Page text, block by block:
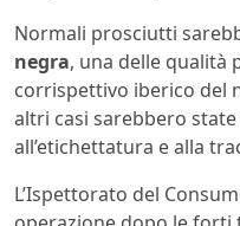
Normali prosciutti
negra, una delle qualità
corrispettivo iberico del
altri casi sarebbero
all’etichettatura e alla
L’Ispettorato del